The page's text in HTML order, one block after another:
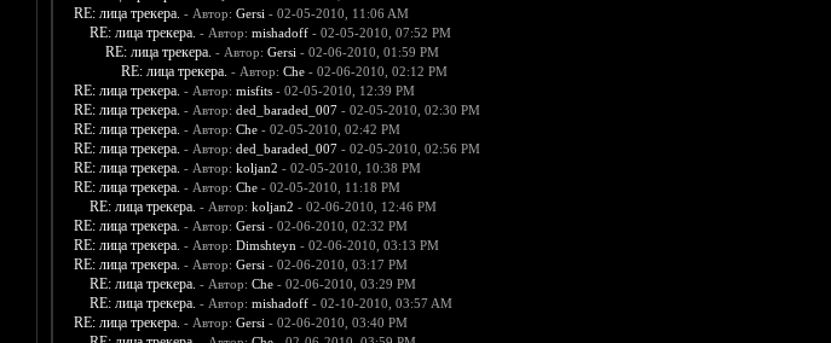
RE: лица трекера. - Автор: Gersi - 02-05-2010, 11:06 AM
RE: лица трекера. - Автор: mishadoff- 02-05-2010, 07:52 PM
RE: лица трекера. - Автор: Gersi - 02-06-2010, 01:59 PM
RE: лица трекера. - Автор: Che- 02-06-2010, 02:12 PM
RE: лица трекера. - Автор: misfits- 02-05-2010, 12:39 PM
RE: лица трекера. - Автор: ded_baraded_007- 02-05-2010, 02:30 PM
RE: лица трекера. - Автор: Che- 02-05-2010, 02:42 PM
RE: лица трекера. - Автор: ded_baraded_007- 02-05-2010, 02:56 PM
RE: лица трекера. - Автор: koljan2 - 02-05-2010, 10:38 PM
RE: лица трекера. - Автор: Che- 02-05-2010, 11:18 PM
RE: лица трекера. - Автор: koljan2 - 02-06-2010, 12:46 PM
RE: лица трекера. - Автор: Gersi - 02-06-2010, 02:32 PM
RE: лица трекера. - Автор: Dimshteyn - 02-06-2010, 03:13 PM
RE: лица трекера. - Автор: Gersi - 02-06-2010, 03:17 PM
RE: лица трекера. - Автор: Che- 02-06-2010, 03:29 PM
RE: лица трекера. - Автор: mishadoff- 02-10-2010, 03:57 AM
RE: лица трекера. - Автор: Gersi - 02-06-2010, 03:40 PM